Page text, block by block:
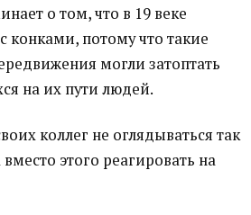
о том, что в 19 веке
конками, потому что такие
могли затоптать
на их пути людей.
коллег не оглядываться так
этого реагировать на